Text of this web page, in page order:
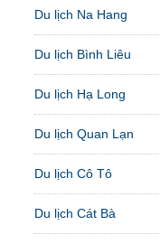
Du lịch Na Hang
Du lịch Bình Liêu
Du lịch Hạ Long
Du lịch Quan Lạn
Du lịch Cô Tô
Du lịch Cát Bà